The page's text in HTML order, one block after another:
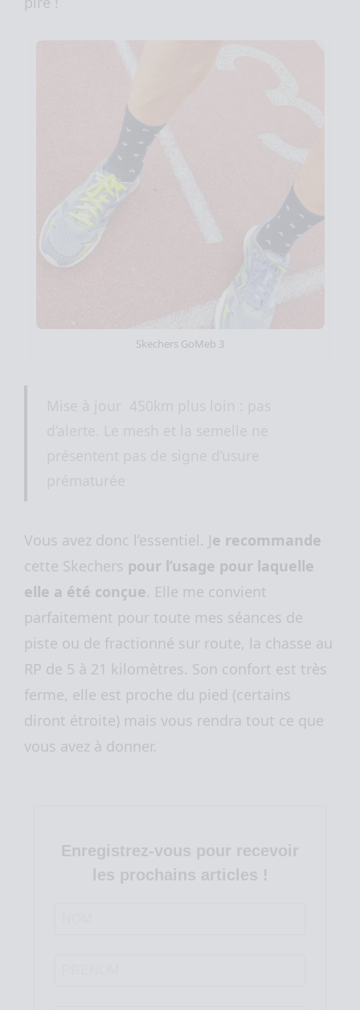
Skechers GoMeb 3
Vous avez donc l’essentiel. Je recommande
cette Skechers pour l’usage pour laquelle
elle a été conçue. Elle me convient
parfaitement pour toute mes séances de
piste ou de fractionné sur route, la chasse au
RP de 5 à 21 kilomètres. Son confort est très
ferme, elle est proche du pied (certains
diront étroite) mais vous rendra tout ce que
vous avez à donner.
Enregistrez-vous pour recevoir
les prochains articles !